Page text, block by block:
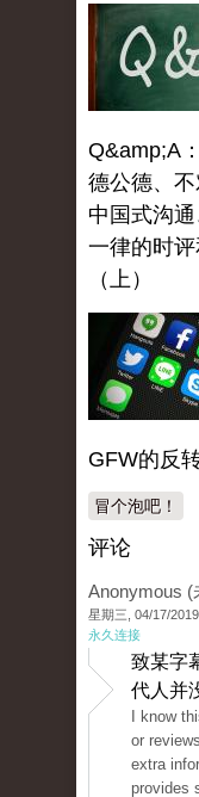
Q&amp;A
德公德、
中国式沟
一律的时
（上）
GFW的反
冒个泡吧！
评论
Anonymous (
星期三, 04/17/
永久连接
致某字
代人并
I know
or
extra
provides